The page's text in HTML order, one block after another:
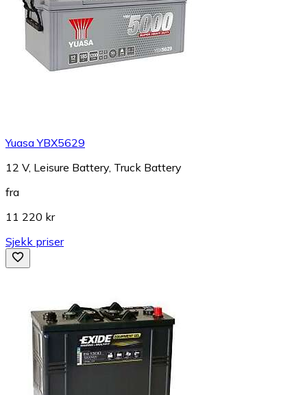
Yuasa YBX5629
12 V, Leisure Battery, Truck Battery
fra
11 220 kr
Sjekk priser